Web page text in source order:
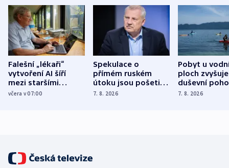
Falešní „lékaři“
vytvoření AI šíří
mezi staršími
Poláky nebezpečné
včera v 07:00
Spekulace o
přímém ruském
útoku jsou pošetilé,
míní estonský
7. 8. 2026
Pobyt u
ploch zvyšuje
duševní
ukázala
7. 8. 2026